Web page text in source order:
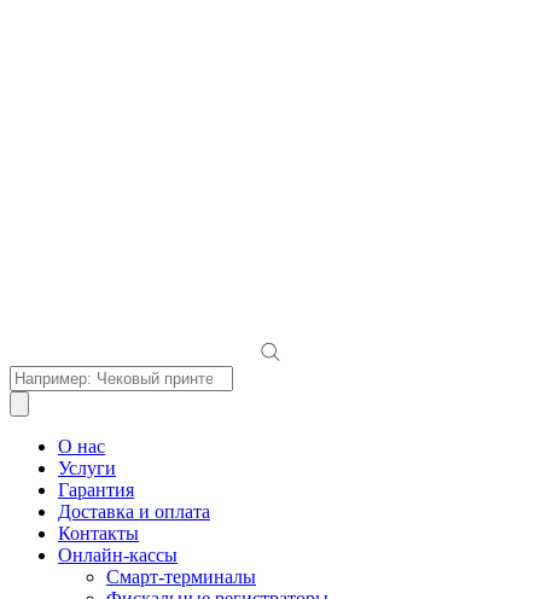
Поиск
товаров
О нас
Услуги
Гарантия
Доставка и оплата
Контакты
Онлайн-кассы
Смарт-терминалы